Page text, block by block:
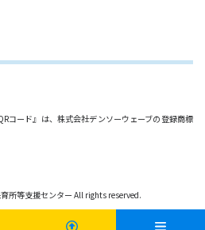
コード』は、株式会社デンソーウェーブの登録商標
所等支援センター All rights reserved.